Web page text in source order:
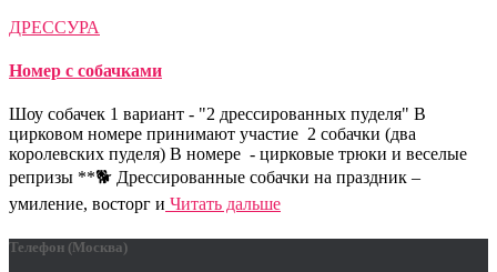
ДРЕССУРА
Номер с собачками
Шоу собачек 1 вариант - "2 дрессированных пуделя" В
цирковом номере принимают участие 2 собачки (два
королевских пуделя) В номере - цирковые трюки и веселые
репризы **🐕 Дрессированные собачки на праздник –
умиление, восторг и Читать дальше
Телефон (Москва)